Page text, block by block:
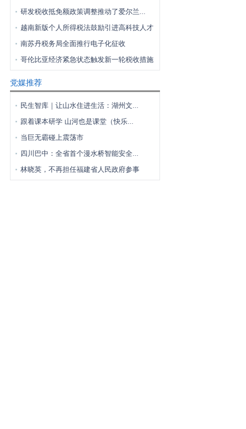
研发税收抵免额政策调整推动了爱尔兰...
越南新版个人所得税法鼓励引进高科技人才
南苏丹税务局全面推行电子化征收
哥伦比亚经济紧急状态触发新一轮税收措施
党媒推荐
民生智库｜让山水住进生活：湖州文...
跟着课本研学 山河也是课堂（快乐...
当巨无霸碰上震荡市
四川巴中：全省首个漫水桥智能安全...
林晓英，不再担任福建省人民政府参事